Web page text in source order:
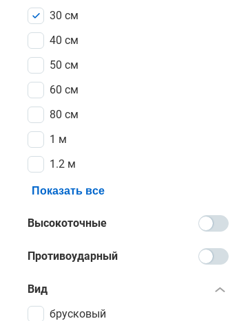
30 см
40 см
50 см
60 см
80 см
1 м
1.2 м
Показать все
Высокоточные
Противоударный
Вид
брусковый